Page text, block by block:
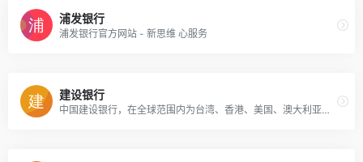
浦发银行
浦发银行官方网站 - 新思维 心服务
建设银行
中国建设银行，在全球范围内为台湾、香港、美国、澳大利亚等国家或地区提供全面金融服务，主要经营公司银行业务、个人银行业务和资金业务，包括居民储蓄存款、信贷资金贷款、住房类贷款、外汇、信用卡，以及投资理财等多种业务。